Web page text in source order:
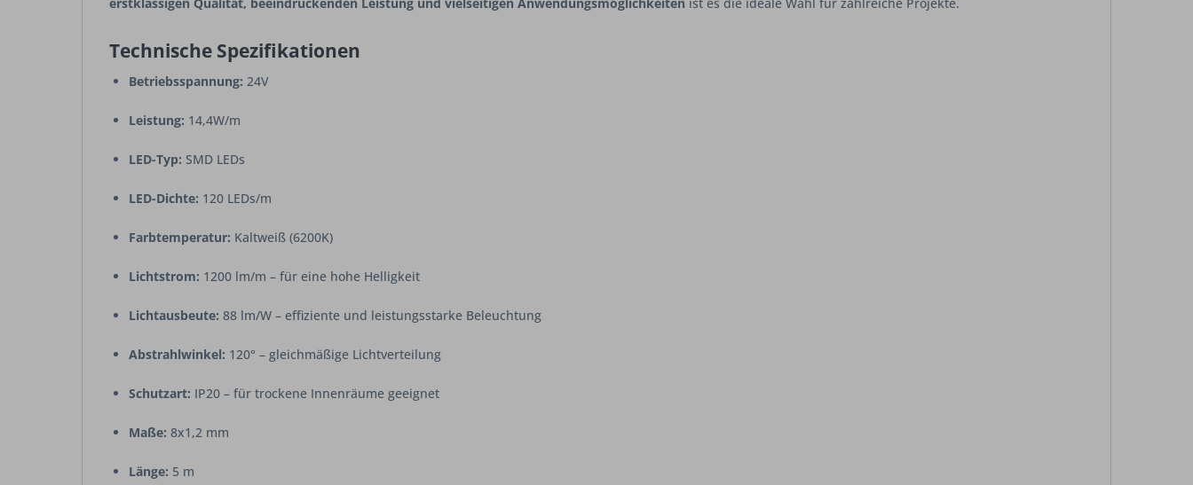
Technische Spezifikationen
Betriebsspannung: 24V
Leistung: 14,4W/m
LED-Typ: SMD LEDs
LED-Dichte: 120 LEDs/m
Farbtemperatur: Kaltweiß (6200K)
Lichtstrom: 1200 lm/m – für eine hohe Helligkeit
Lichtausbeute: 88 lm/W – effiziente und leistungsstarke Beleuchtung
Abstrahlwinkel: 120° – gleichmäßige Lichtverteilung
Schutzart: IP20 – für trockene Innenräume geeignet
Maße: 8x1,2 mm
Länge: 5 m